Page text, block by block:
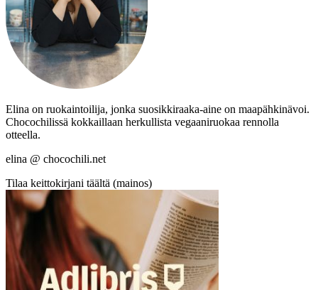
Elina on ruokaintoilija, jonka suosikkiraaka-aine on maapähkinävoi.
Chocochilissä kokkaillaan herkullista vegaaniruokaa rennolla
otteella.
elina @ chocochili.net
Tilaa keittokirjani täältä (mainos)